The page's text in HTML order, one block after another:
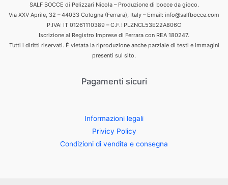
SALF BOCCE di Pelizzari Nicola – Produzione di bocce da gioco.
Via XXV Aprile, 32 – 44033 Cologna (Ferrara), Italy – Email: info@salfbocce.com
P.IVA: IT 01261110389 – C.F.: PLZNCL53E22A806C
Iscrizione al Registro Imprese di Ferrara con REA 180247.
Tutti i diritti riservati. È vietata la riproduzione anche parziale di testi e immagini
presenti sul sito.
Pagamenti sicuri
Informazioni legali
Privicy Policy
Condizioni di vendita e consegna